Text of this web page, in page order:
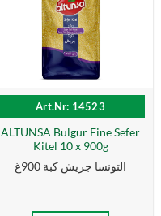
Art.Nr: 14523
ALTUNSA Bulgur Fine Sefer
Kitel 10 x 900g
التونسا جريش كبة 900غ